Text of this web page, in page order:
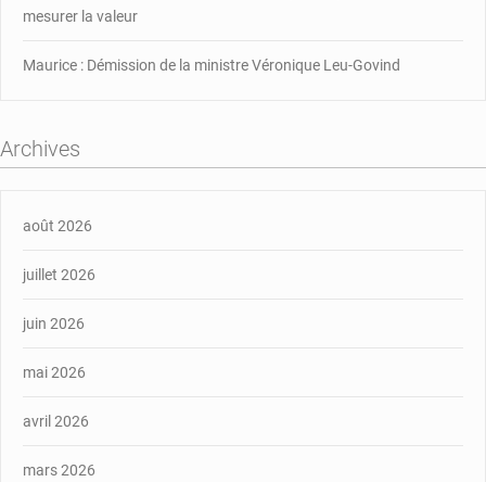
mesurer la valeur
Maurice : Démission de la ministre Véronique Leu-Govind
Archives
août 2026
juillet 2026
juin 2026
mai 2026
avril 2026
mars 2026